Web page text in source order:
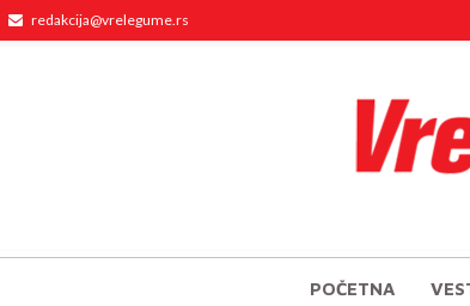
redakcija@vrelegume.rs
POČETNA